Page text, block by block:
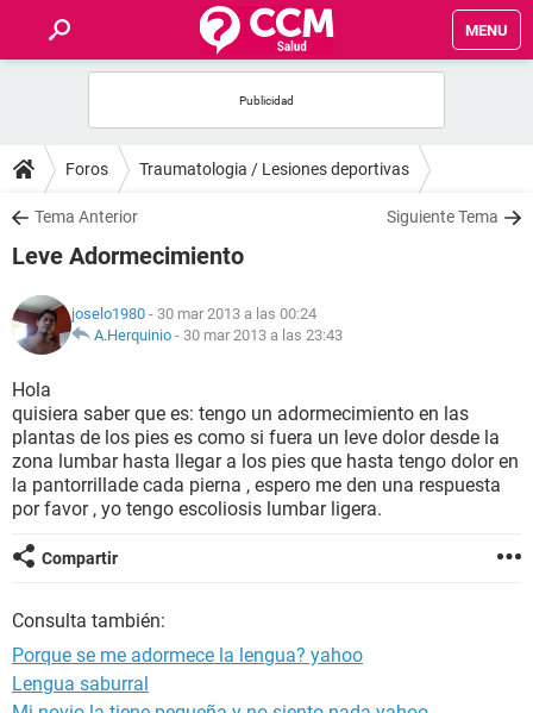
MENU
FOROS
SALUD
NUTRICIÓN
BIENESTAR
SEXUALIDAD
GLOSARIO
Foros Traumatologia / Lesiones deportivas
Tema Anterior Siguiente Tema
Leve Adormecimiento
joselo1980 - 30 mar 2013 a las 00:24
A.Herquinio - 30 mar 2013 a las 23:43
Hola
quisiera saber que es: tengo un adormecimiento en las
plantas de los pies es como si fuera un leve dolor desde la
zona lumbar hasta llegar a los pies que hasta tengo dolor en
la pantorrillade cada pierna , espero me den una respuesta
por favor , yo tengo escoliosis lumbar ligera.
Compartir
Consulta también:
Porque se me adormece la lengua? yahoo
Lengua saburral